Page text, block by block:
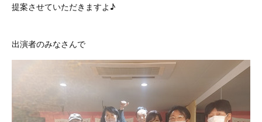
提案させていただきますよ♪
出演者のみなさんで